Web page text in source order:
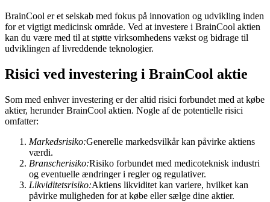
BrainCool er et selskab med fokus på innovation og udvikling inden
for et vigtigt medicinsk område. Ved at investere i BrainCool aktien
kan du være med til at støtte virksomhedens vækst og bidrage til
udviklingen af livreddende teknologier.
Risici ved investering i BrainCool aktie
Som med enhver investering er der altid risici forbundet med at købe
aktier, herunder BrainCool aktien. Nogle af de potentielle risici
omfatter:
Markedsrisiko:Generelle markedsvilkår kan påvirke aktiens
værdi.
Branscherisiko:Risiko forbundet med medicoteknisk industri
og eventuelle ændringer i regler og regulativer.
Likviditetsrisiko:Aktiens likviditet kan variere, hvilket kan
påvirke muligheden for at købe eller sælge dine aktier.